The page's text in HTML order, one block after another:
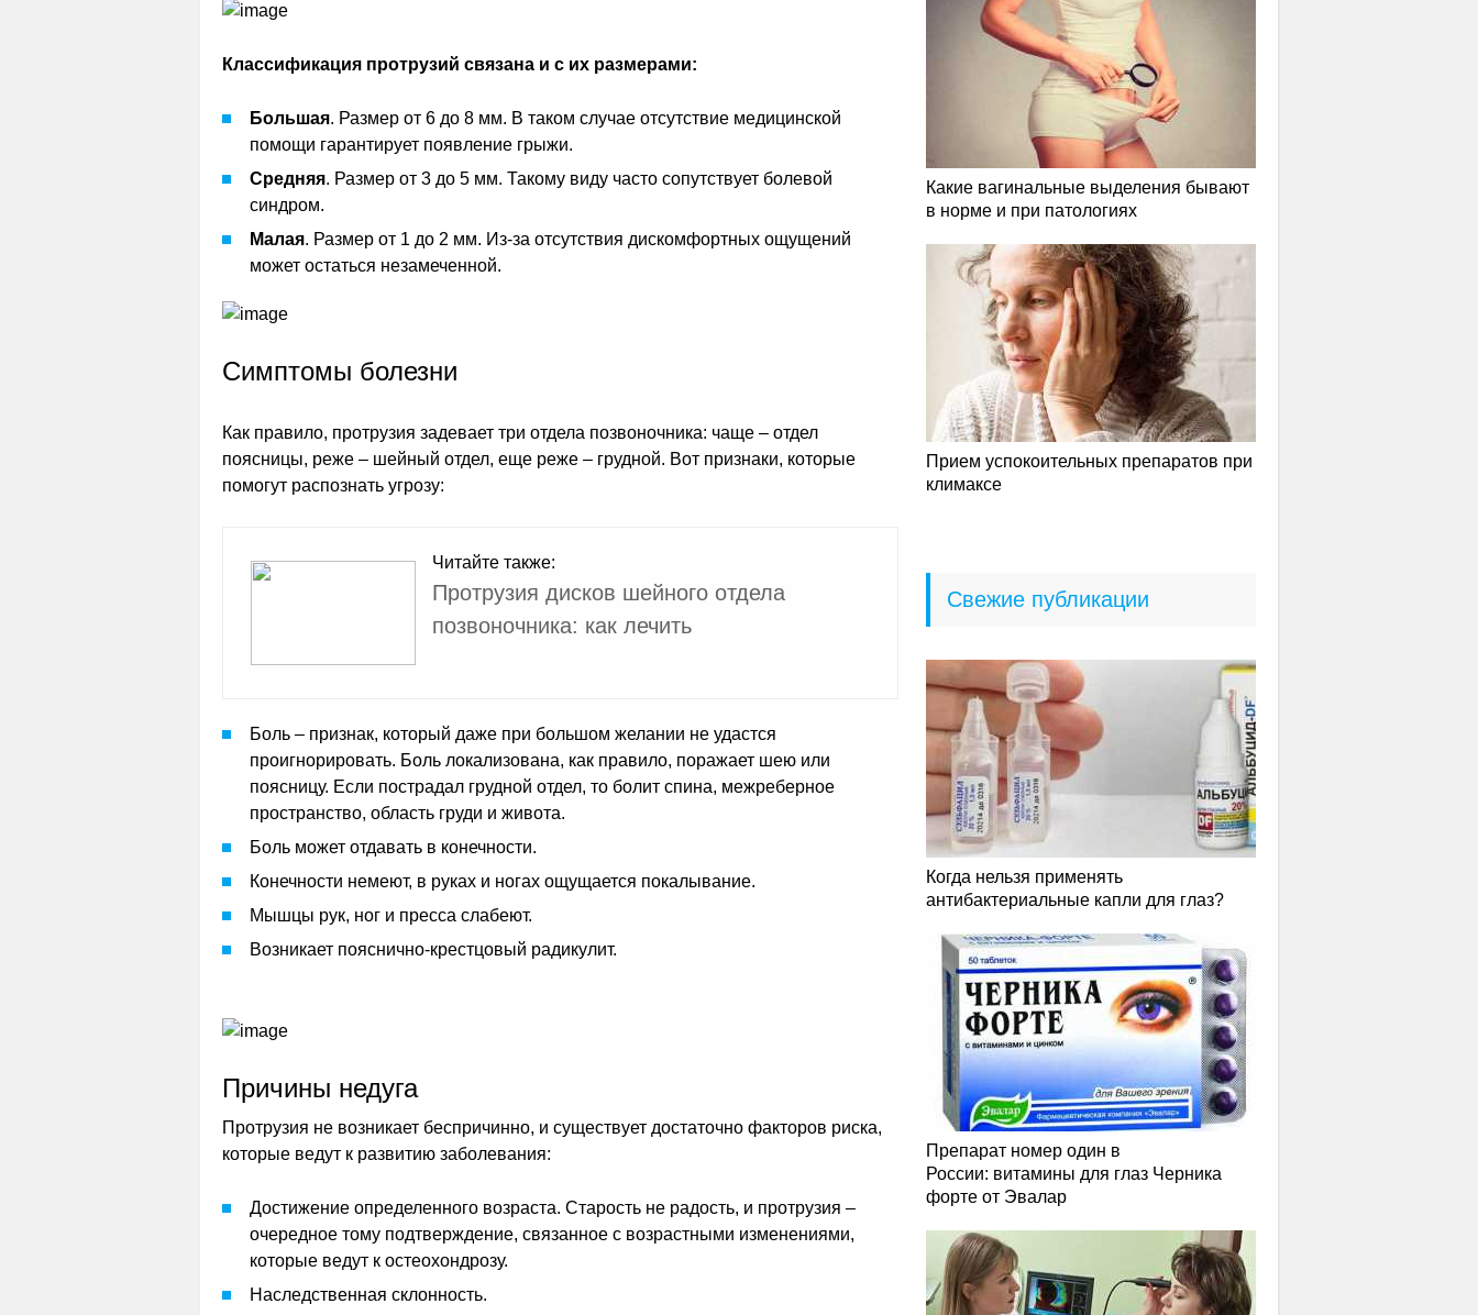
Классификация протрузий связана и с их размерами:
Большая. Размер от 6 до 8 мм. В таком случае отсутствие медицинской
помощи гарантирует появление грыжи.
Средняя. Размер от 3 до 5 мм. Такому виду часто сопутствует болевой
синдром.
Малая. Размер от 1 до 2 мм. Из-за отсутствия дискомфортных ощущений
может остаться незамеченной.
Симптомы болезни
Как правило, протрузия задевает три отдела позвоночника: чаще – отдел
поясницы, реже – шейный отдел, еще реже – грудной. Вот признаки, которые
помогут распознать угрозу:
Читайте также:
Протрузия дисков шейного отдела
позвоночника: как лечить
Боль – признак, который даже при большом желании не удастся
проигнорировать. Боль локализована, как правило, поражает шею или
поясницу. Если пострадал грудной отдел, то болит спина, межреберное
пространство, область груди и живота.
Боль может отдавать в конечности.
Конечности немеют, в руках и ногах ощущается покалывание.
Мышцы рук, ног и пресса слабеют.
Возникает пояснично-крестцовый радикулит.
Причины недуга
Протрузия не возникает беспричинно, и существует достаточно факторов риска,
которые ведут к развитию заболевания:
Достижение определенного возраста. Старость не радость, и протрузия –
очередное тому подтверждение, связанное с возрастными изменениями,
которые ведут к остеохондрозу.
Наследственная склонность.
Какие вагинальные выделения бывают
в норме и при патологиях
Прием успокоительных препаратов при
климаксе
Свежие публикации
Когда нельзя применять
антибактериальные капли для глаз?
Препарат номер один в
России: витамины для глаз Черника
форте от Эвалар